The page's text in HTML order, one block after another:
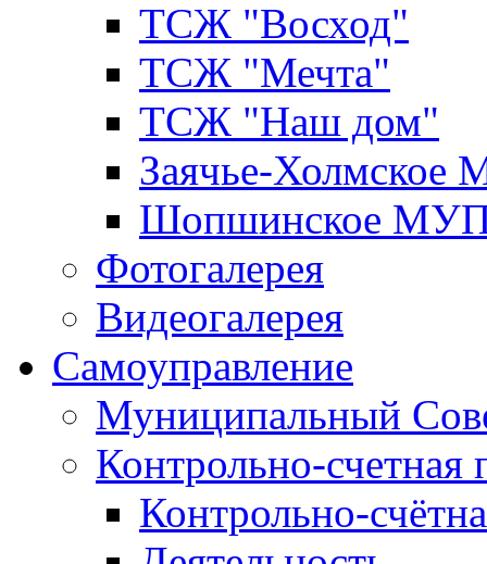
ТСЖ "Восход"
ТСЖ "Мечта"
ТСЖ "Наш дом"
Заячье-
Шопшинское
Фотогалерея
Видеогалерея
Самоуправление
Муниципальный
Контрольно-счетная
Контрольно-